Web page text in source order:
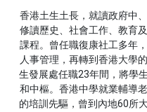
名家榜
灼見活動
關於我們
香港土生土長，就讀政府中
修讀歷史、社會工作、教育
課程。曾任職復康社工多年
人事管理，再轉到香港大學
生發展處任職23年間，將學
和中樞。香港中學就業輔導
的培訓先驅，曾到內地60所